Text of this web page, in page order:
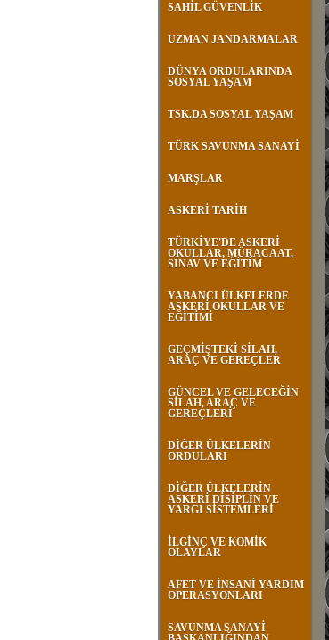
SAHİL GÜVENLİK
UZMAN JANDARMALAR
DÜNYA ORDULARINDA
SOSYAL YAŞAM
TSK.DA SOSYAL YAŞAM
TÜRK SAVUNMA SANAYİ
MARŞLAR
ASKERİ TARİH
TÜRKİYE'DE ASKERİ
OKULLAR, MÜRACAAT,
SINAV VE EĞİTİM
YABANCI ÜLKELERDE
ASKERİ OKULLAR VE
EĞİTİMİ
GEÇMİŞTEKİ SİLAH,
ARAÇ VE GEREÇLER
GÜNCEL VE GELECEĞİN
SİLAH, ARAÇ VE
GEREÇLERİ
DİĞER ÜLKELERİN
ORDULARI
DİĞER ÜLKELERİN
ASKERİ DİSİPLİN VE
YARGI SİSTEMLERİ
İLGİNÇ VE KOMİK
OLAYLAR
AFET VE İNSANİ YARDIM
OPERASYONLARI
SAVUNMA SANAYİ